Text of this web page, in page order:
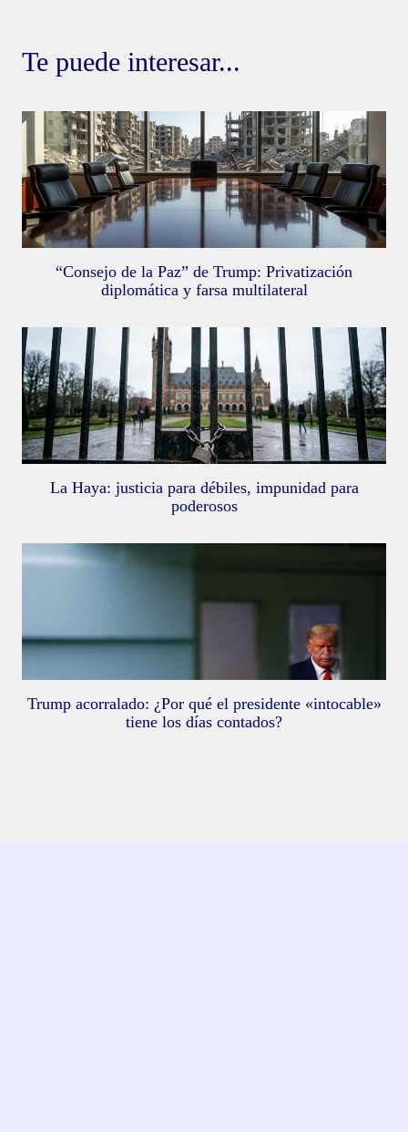
Te puede interesar...
“Consejo de la Paz” de Trump: Privatización
diplomática y farsa multilateral
La Haya: justicia para débiles, impunidad para
poderosos
Trump acorralado: ¿Por qué el presidente «intocable»
tiene los días contados?